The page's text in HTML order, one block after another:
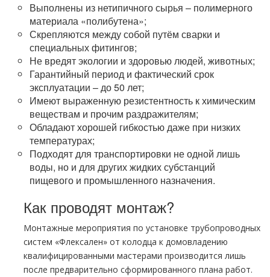
Выполнены из нетипичного сырья – полимерного
материала «полибутена»;
Скрепляются между собой путём сварки и
специальных фитингов;
Не вредят экологии и здоровью людей, животных;
Гарантийный период и фактический срок
эксплуатации – до 50 лет;
Имеют выраженную резистентность к химическим
веществам и прочим раздражителям;
Обладают хорошей гибкостью даже при низких
температурах;
Подходят для транспортировки не одной лишь
воды, но и для других жидких субстанций
пищевого и промышленного назначения.
Как проводят монтаж?
Монтажные мероприятия по установке трубопроводных
систем «Флексален» от колодца к домовладению
квалифицированными мастерами производится лишь
после предварительно сформированного плана работ.